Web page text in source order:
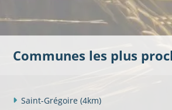
Communes les plus
Saint-Grégoire (4km)